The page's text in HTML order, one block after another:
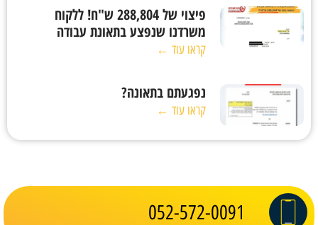
פיצוי של 288,804 ש"ח! ללקוח
משרדנו שנפצע בתאונת עבודה
קראו עוד ←
נפגעתם בתאונה?
קראו עוד ←
052-572-0091